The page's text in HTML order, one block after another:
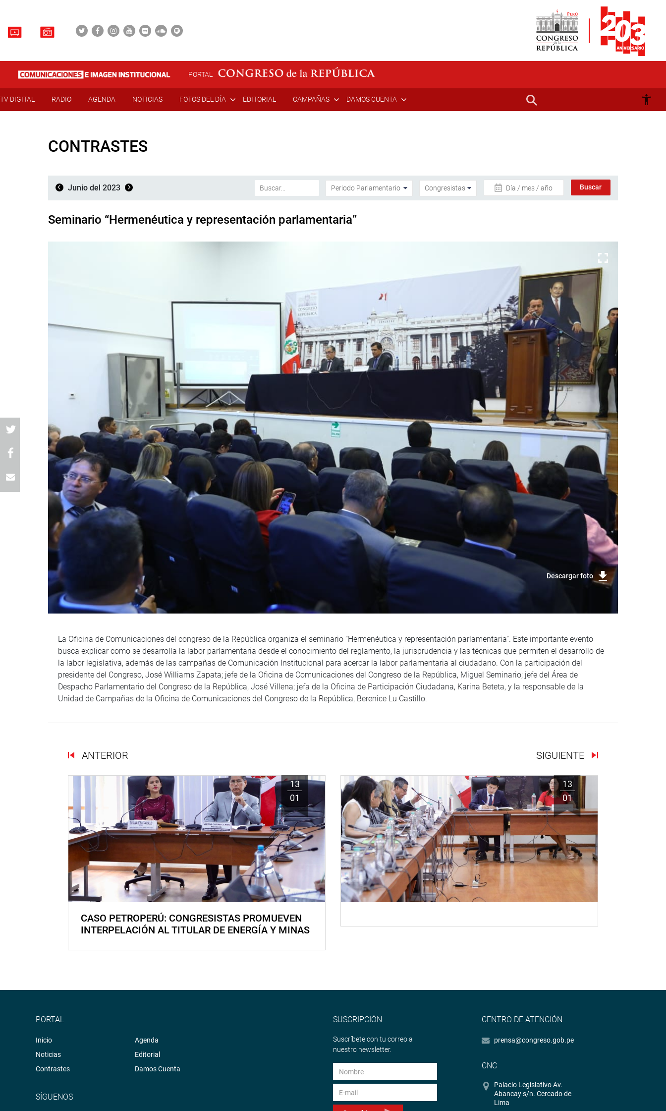
PORTAL
TV DIGITAL RADIO AGENDA NOTICIAS FOTOS DEL DÍA EDITORIAL CAMPAÑAS DAMOS CUENTA
CONTRASTES
Junio del 2023 Día / mes / año
Seminario “Hermenéutica y representación parlamentaria”
Descargar foto
La Oficina de Comunicaciones del congreso de la República organiza el seminario “Hermenéutica y representación parlamentaria”. Este importante evento
busca explicar como se desarrolla la labor parlamentaria desde el conocimiento del reglamento, la jurisprudencia y las técnicas que permiten el desarrollo de
la labor legislativa, además de las campañas de Comunicación Institucional para acercar la labor parlamentaria al ciudadano. Con la participación del
presidente del Congreso, José Williams Zapata; jefe de la Oficina de Comunicaciones del Congreso de la República, Miguel Seminario; jefe del Área de
Despacho Parlamentario del Congreso de la República, José Villena; jefa de la Oficina de Participación Ciudadana, Karina Beteta, y la responsable de la
Unidad de Campañas de la Oficina de Comunicaciones del Congreso de la República, Berenice Lu Castillo.
ANTERIOR SIGUIENTE
13
01
CASO PETROPERÚ: CONGRESISTAS PROMUEVEN
INTERPELACIÓN AL TITULAR DE ENERGÍA Y MINAS
13
01
PORTAL
Inicio
Noticias
Contrastes
Agenda
Editorial
Damos Cuenta
SÍGUENOS
SUSCRIPCIÓN
Suscríbete con tu correo a
nuestro newsletter.
CENTRO DE ATENCIÓN
prensa@congreso.gob.pe
CNC
Palacio Legislativo Av.
Abancay s/n. Cercado de
Lima